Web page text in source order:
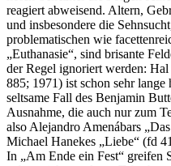
reagiert abweisend. Altern,
und insbesondere die
problematischen wie
„Euthanasie“, sind brisante
der Regel ignoriert werden:
885; 1971) ist schon sehr
seltsame Fall des Benjamin
Ausnahme, die auch nur zum
also Alejandro Amenábars
Michael Hanekes „Liebe“ (fd
In „Am Ende ein Fest“ greifen